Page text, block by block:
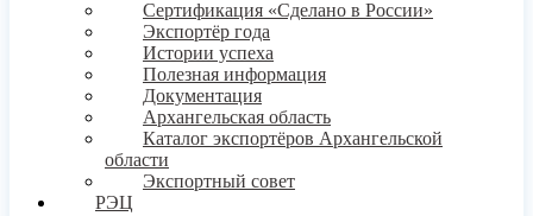
Сертификация «Сделано в России»
Экспортёр года
Истории успеха
Полезная информация
Документация
Архангельская область
Каталог экспортёров Архангельской
области
Экспортный совет
РЭЦ